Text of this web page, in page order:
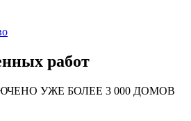
работ
УЖЕ БОЛЕЕ 3 000 ДОМОВ
57
48